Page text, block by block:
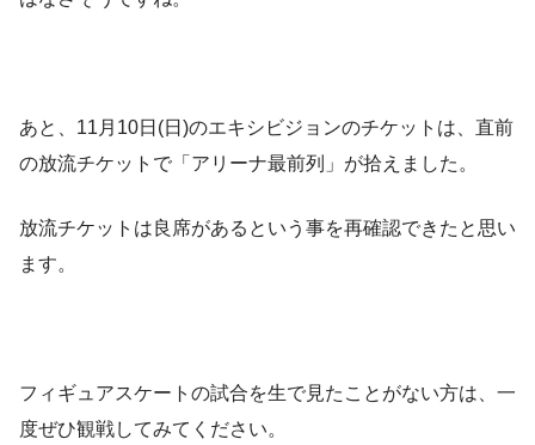
あと、11月10日(日)のエキシビジョンのチケットは、直前
の放流チケットで「アリーナ最前列」が拾えました。
放流チケットは良席があるという事を再確認できたと思い
ます。
フィギュアスケートの試合を生で見たことがない方は、一
度ぜひ観戦してみてください。